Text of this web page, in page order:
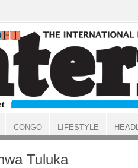
Tuluka
CONGO LIFESTYLE